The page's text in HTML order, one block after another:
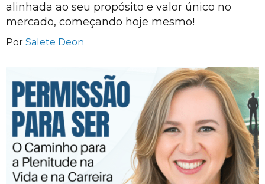
alinhada ao seu propósito e valor único no
mercado, começando hoje mesmo!
Por Salete Deon